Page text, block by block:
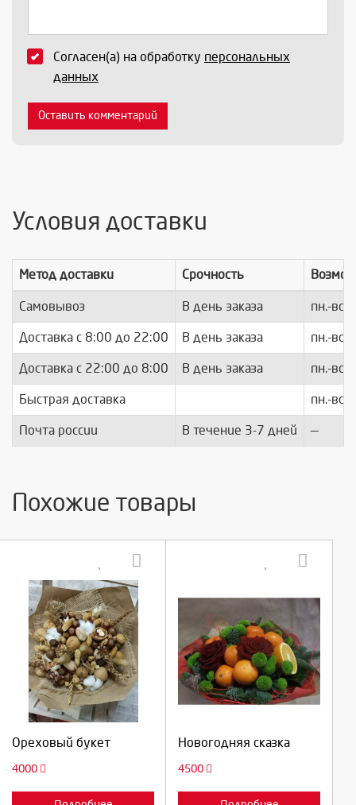
Согласен(а) на обработку персональных
данных
Оставить комментарий
Условия доставки
Метод доставки Срочность
Самовывоз В день заказа пн.-вс.
Доставка c 8:00 до 22:00 В день заказа пн.-вс.
Доставка с 22:00 до 8:00 В день заказа пн.-вс.
Быстрая доставка пн.-вс.
Почта россии В течение 3-7 дней —
Похожие товары
Ореховый букет
4000
Выберите количество:
Продолжить
Новогодняя сказка
4500
Выберите количество: